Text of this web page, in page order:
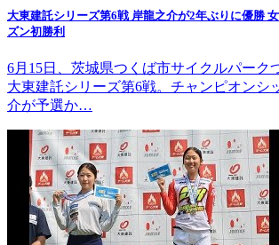
大東建託シリーズ第6戦 岸龍之介が2年ぶりに優勝
ズン初勝利
6月15日、茨城県つくば市サイクルパーク
大東建託シリーズ第6戦。チャンピオンシ
介が予選か…